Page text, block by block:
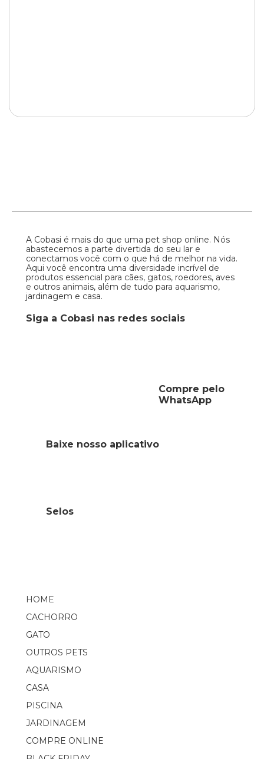
A Cobasi é mais do que uma pet shop online. Nós
abastecemos a parte divertida do seu lar e
conectamos você com o que há de melhor na vida.
Aqui você encontra uma diversidade incrível de
produtos essencial para cães, gatos, roedores, aves
e outros animais, além de tudo para aquarismo,
jardinagem e casa.
Siga a Cobasi nas redes sociais
Compre pelo
WhatsApp
HOME
CACHORRO
GATO
OUTROS PETS
AQUARISMO
CASA
PISCINA
JARDINAGEM
COMPRE ONLINE
Baixe nosso aplicativo
Selos